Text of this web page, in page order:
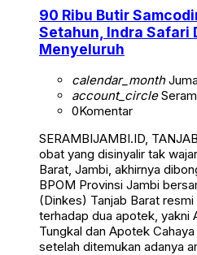
90 Ribu Butir
Setahun, Indra Safari
Menyeluruh
calendar_month
account_circle
0Komentar
SERAMBIJAMBI.ID,
obat yang disinyalir tak
Barat, Jambi, akhirnya
BPOM Provinsi Jambi
(Dinkes) Tanjab Barat
terhadap dua apotek, yakni
Tungkal dan Apotek
setelah ditemukan adanya